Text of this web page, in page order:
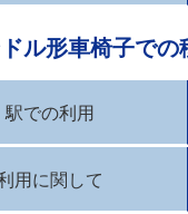
ル形車椅子での
駅での利用
用に関して